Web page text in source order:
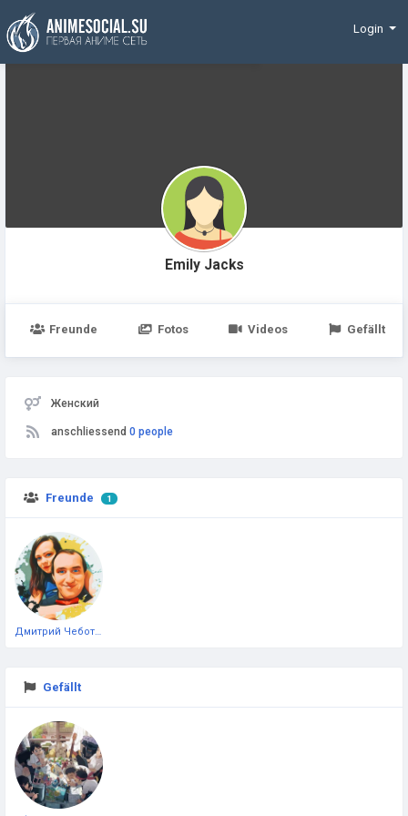
Finanzierung
Login
Emily Jacks
Freunde Fotos Videos Gefällt
Женский
anschliessend 0 people
Freunde 1
Gefällt